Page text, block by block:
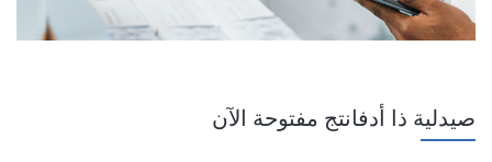
صيدلية ذا أدفانتج مفتوحة الآن